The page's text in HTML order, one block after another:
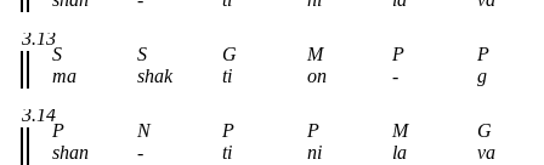
3.13
S S G M P
P
ma
shak ti on -
g
3.14
P N P P M
G
shan
- ti ni la
va